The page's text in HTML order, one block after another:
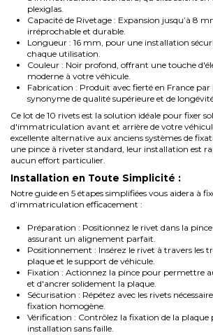
plexiglas.
Capacité de Rivetage : Expansion jusqu’à 8
irréprochable et durable.
Longueur : 16 mm, pour une installation
chaque utilisation.
Couleur : Noir profond, offrant une touche
moderne à votre véhicule.
Fabrication : Produit avec fierté en France
synonyme de qualité supérieure et de
Ce lot de 10 rivets est la solution idéale pour fixer
d'immatriculation avant et arrière de votre
excellente alternative aux anciens systèmes de
une pince à riveter standard, leur installation est
aucun effort particulier.
Installation en Toute Simplicité :
Notre guide en 5 étapes simplifiées vous aidera à
d’immatriculation efficacement :
Préparation : Positionnez le rivet dans la
assurant un alignement parfait.
Positionnement : Insérez le rivet à travers les
plaque et le support de véhicule.
Fixation : Actionnez la pince pour permettre
et d'ancrer solidement la plaque.
Sécurisation : Répétez avec les rivets
fixation homogène.
Vérification : Contrôlez la fixation de la plaque
installation sans faille.